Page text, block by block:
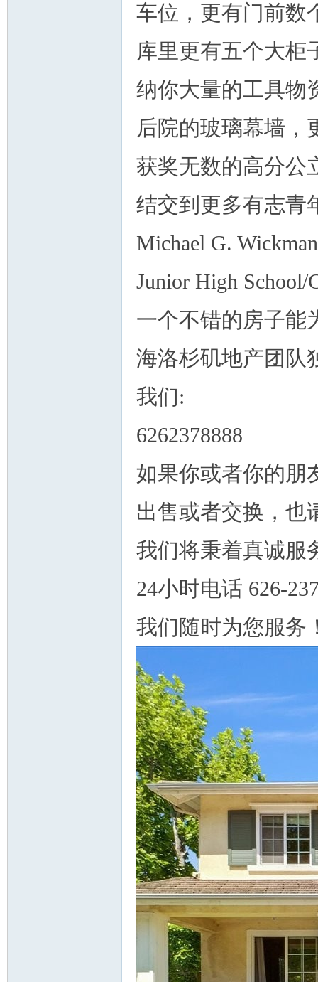
车位，更有门前数
库里更有五个大柜
纳你大量的工具物
后院的玻璃幕墙，
获奖无数的高分公
结交到更多有志青
Michael G.
Junior High
一个不错的房子能
海洛杉矶地产团队
我们:
6262378888
如果你或者你的朋
出售或者交换，也
我们将秉着真诚服
24小时电话 626-
我们随时为您服务